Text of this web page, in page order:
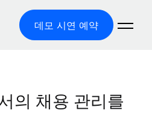
데모 시연 예약
의 채용 관리를